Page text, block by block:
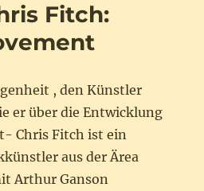
Fitch:
, den Künstler
er über die Entwicklung
Chris Fitch ist ein
aus der Ärea
Arthur Ganson